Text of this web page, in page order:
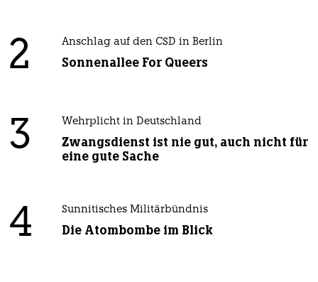
2 Anschlag auf den CSD in Berlin
Sonnenallee For Queers
3 Wehrplicht in Deutschland
Zwangsdienst ist nie gut, auch nicht für
eine gute Sache
4 Sunnitisches Militärbündnis
Die Atombombe im Blick